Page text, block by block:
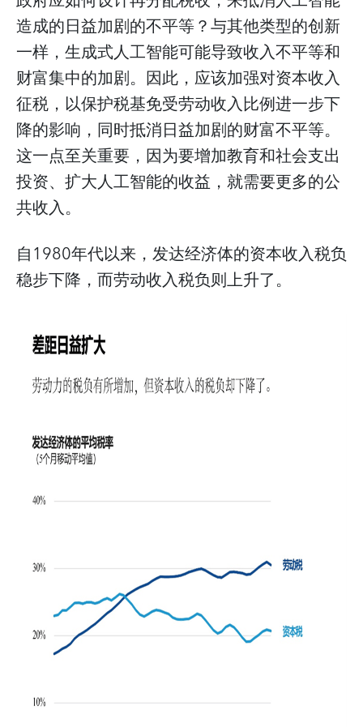
造成的日益加剧的不平等？与其他类型的创新
一样，生成式人工智能可能导致收入不平等和
财富集中的加剧。因此，应该加强对资本收入
征税，以保护税基免受劳动收入比例进一步下
降的影响，同时抵消日益加剧的财富不平等。
这一点至关重要，因为要增加教育和社会支出
投资、扩大人工智能的收益，就需要更多的公
共收入。
自1980年代以来，发达经济体的资本收入税负
稳步下降，而劳动收入税负则上升了。